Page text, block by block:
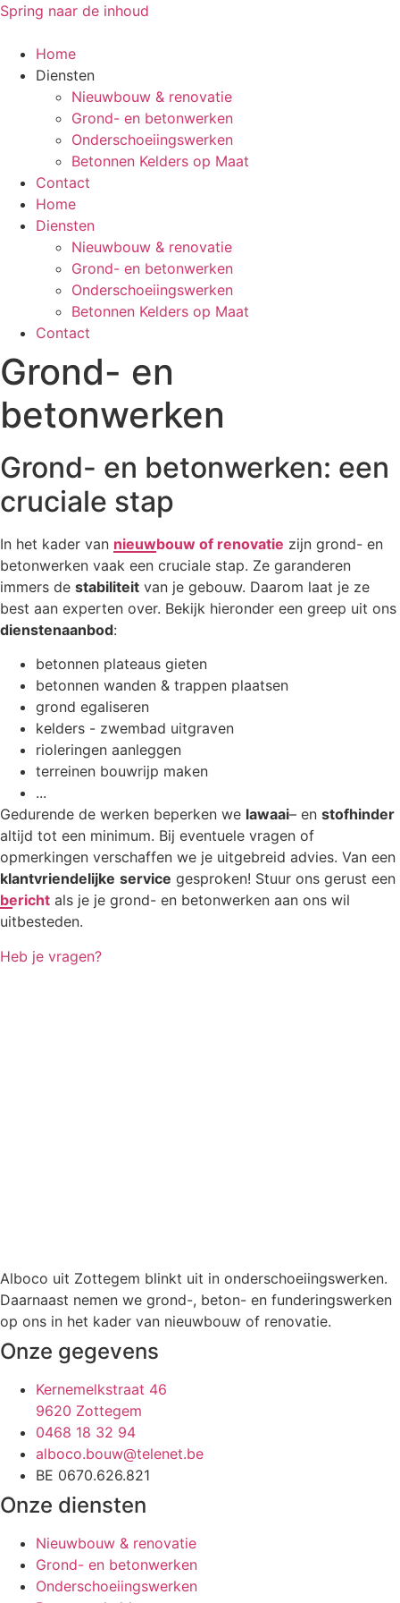
Spring naar de inhoud
Home
Diensten
Nieuwbouw & renovatie
Grond- en betonwerken
Onderschoeiingswerken
Betonnen Kelders op Maat
Contact
Home
Diensten
Nieuwbouw & renovatie
Grond- en betonwerken
Onderschoeiingswerken
Betonnen Kelders op Maat
Contact
Grond- en
betonwerken
Grond- en betonwerken: een
cruciale stap
In het kader van nieuwbouw of renovatie zijn grond- en
betonwerken vaak een cruciale stap. Ze garanderen
immers de stabiliteit van je gebouw. Daarom laat je ze
best aan experten over. Bekijk hieronder een greep uit ons
dienstenaanbod:
betonnen plateaus gieten
betonnen wanden & trappen plaatsen
grond egaliseren
kelders - zwembad uitgraven
rioleringen aanleggen
terreinen bouwrijp maken
...
Gedurende de werken beperken we lawaai– en stofhinder
altijd tot een minimum. Bij eventuele vragen of
opmerkingen verschaffen we je uitgebreid advies. Van een
klantvriendelijke service gesproken! Stuur ons gerust een
bericht als je je grond- en betonwerken aan ons wil
uitbesteden.
Heb je vragen?
Alboco uit Zottegem blinkt uit in onderschoeiingswerken.
Daarnaast nemen we grond-, beton- en funderingswerken
op ons in het kader van nieuwbouw of renovatie.
Onze gegevens
Kernemelkstraat 46
9620 Zottegem
0468 18 32 94
alboco.bouw@telenet.be
BE 0670.626.821
Onze diensten
Nieuwbouw & renovatie
Grond- en betonwerken
Onderschoeiingswerken